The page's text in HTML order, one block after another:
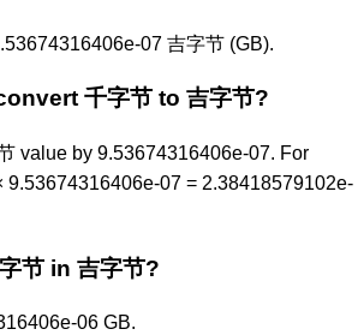
07 吉字节 (GB).
千字节 to 吉字节?
value by 9.53674316406e-07. For
9.53674316406e-07 = 2.38418579102e-
节 in 吉字节?
06 GB.